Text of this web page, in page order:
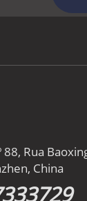
Rua
China